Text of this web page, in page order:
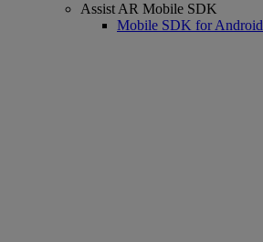
Assist AR Mobile SDK
Mobile SDK for Android